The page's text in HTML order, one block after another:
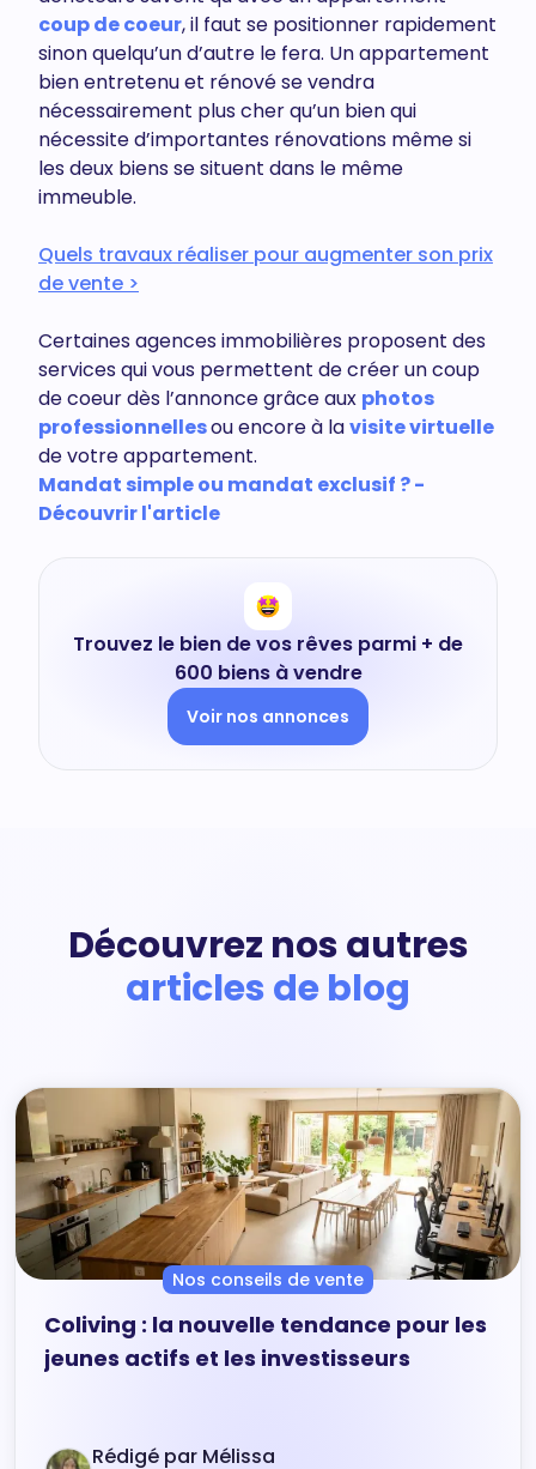
coup de coeur, il faut se positionner rapidement
sinon quelqu’un d’autre le fera. Un appartement
bien entretenu et rénové se vendra
nécessairement plus cher qu’un bien qui
nécessite d’importantes rénovations même si
les deux biens se situent dans le même
immeuble.
Quels travaux réaliser pour augmenter son prix
de vente >
Certaines agences immobilières proposent des
services qui vous permettent de créer un coup
de coeur dès l’annonce grâce aux photos
professionnellesou encore à lavisite virtuelle
de votre appartement.
Mandat simple ou mandat exclusif ? -
Découvrir l'article
Trouvez le bien de vos rêves parmi + de
600 biens à vendre
Voir nos annonces
Découvrez nos autres
articles de blog
Nos conseils de vente
Coliving : la nouvelle tendance pour les
jeunes actifs et les investisseurs
Rédigé par Mélissa